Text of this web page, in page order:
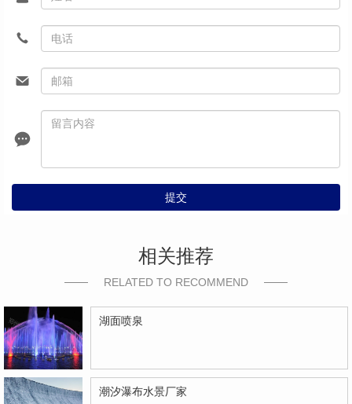
提交
相关推荐
RELATED TO RECOMMEND
湖面喷泉
潮汐瀑布水景厂家